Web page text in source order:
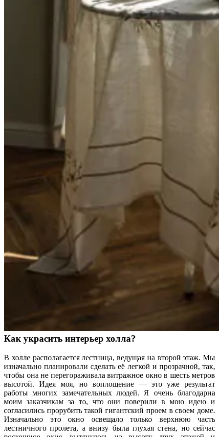
Как украсить интерьер холла?
В холле располагается лестница, ведущая на второй этаж. Мы
изначально планировали сделать её легкой и прозрачной, так,
чтобы она не перегораживала витражное окно в шесть метров
высотой. Идея моя, но воплощение — это уже результат
работы многих замечательных людей. Я очень благодарна
моим заказчикам за то, что они поверили в мою идею и
согласились прорубить такой гигантский проем в своем доме.
Изначально это окно освещало только верхнюю часть
лестничного пролета, а внизу была глухая стена, но сейчас